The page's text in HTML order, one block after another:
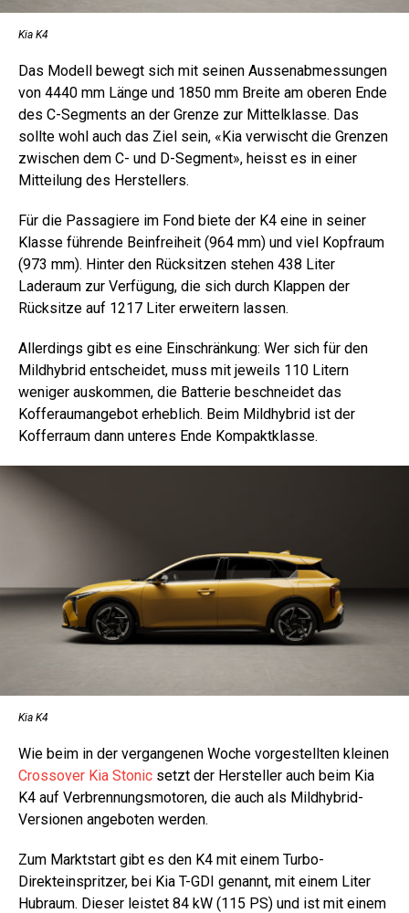
Kia K4
Das Modell bewegt sich mit seinen Aussenabmessungen
von 4440 mm Länge und 1850 mm Breite am oberen Ende
des C-Segments an der Grenze zur Mittelklasse. Das
sollte wohl auch das Ziel sein, «Kia verwischt die Grenzen
zwischen dem C- und D-Segment», heisst es in einer
Mitteilung des Herstellers.
Für die Passagiere im Fond biete der K4 eine in seiner
Klasse führende Beinfreiheit (964 mm) und viel Kopfraum
(973 mm). Hinter den Rücksitzen stehen 438 Liter
Laderaum zur Verfügung, die sich durch Klappen der
Rücksitze auf 1217 Liter erweitern lassen.
Allerdings gibt es eine Einschränkung: Wer sich für den
Mildhybrid entscheidet, muss mit jeweils 110 Litern
weniger auskommen, die Batterie beschneidet das
Kofferaumangebot erheblich. Beim Mildhybrid ist der
Kofferraum dann unteres Ende Kompaktklasse.
Kia K4
Wie beim in der vergangenen Woche vorgestellten kleinen
Crossover Kia Stonic setzt der Hersteller auch beim Kia
K4 auf Verbrennungsmotoren, die auch als Mildhybrid-
Versionen angeboten werden.
Zum Marktstart gibt es den K4 mit einem Turbo-
Direkteinspritzer, bei Kia T-GDI genannt, mit einem Liter
Hubraum. Dieser leistet 84 kW (115 PS) und ist mit einem